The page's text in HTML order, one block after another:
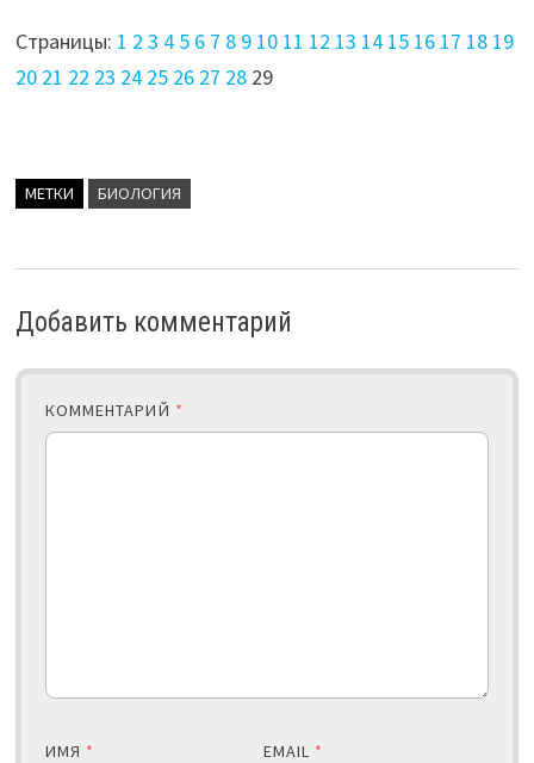
Страницы: 1 2 3 4 5 6 7 8 9 10 11 12 13 14 15 16 17 18 19
20 21 22 23 24 25 26 27 28 29
МЕТКИ БИОЛОГИЯ
Добавить комментарий
КОММЕНТАРИЙ *
ИМЯ * EMAIL *